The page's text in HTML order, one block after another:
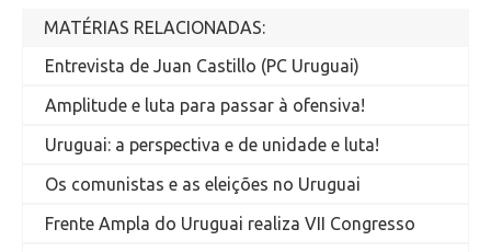
MATÉRIAS RELACIONADAS:
Entrevista de Juan Castillo (PC Uruguai)
Amplitude e luta para passar à ofensiva!
Uruguai: a perspectiva e de unidade e luta!
Os comunistas e as eleições no Uruguai
Frente Ampla do Uruguai realiza VII Congresso